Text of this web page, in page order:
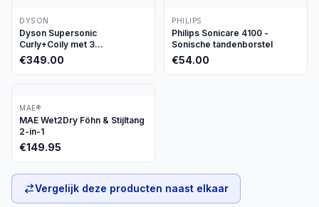
DYSON
Dyson Supersonic
Curly+Coily met 3
opzetstukken
€349.00
PHILIPS
Philips Sonicare 4100 -
Sonische tandenborstel
€54.00
MAE®
MAE Wet2Dry Föhn & Stijltang
2-in-1
€149.95
Vergelijk deze producten naast elkaar